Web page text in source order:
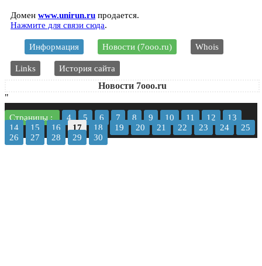
Домен www.unirun.ru продается.
Нажмите для связи сюда.
Информация Новости (7ooo.ru) Whois
Links История сайта
Новости 7ooo.ru
"
Страницы : 4 5 6 7 8 9 10 11 12
13
14
15 16 17 18 19 20 21 22 23 24
25
26
27 28 29 30